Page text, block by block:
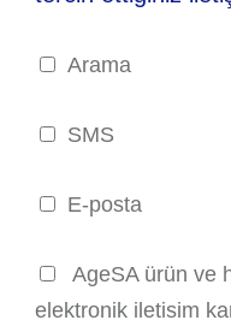
Arama
SMS
E-posta
AgeSA ürün ve
elektronik iletisim